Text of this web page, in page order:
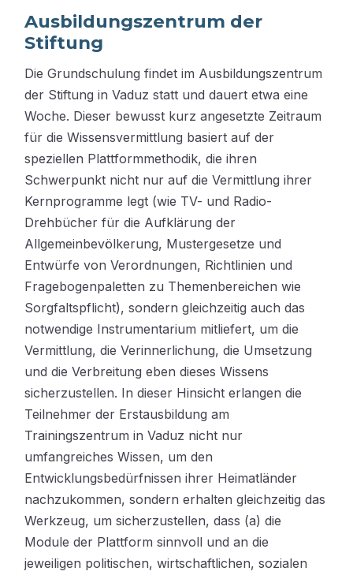
Ausbildungszentrum der
Stiftung
Die Grundschulung findet im Ausbildungszentrum
der Stiftung in Vaduz statt und dauert etwa eine
Woche. Dieser bewusst kurz angesetzte Zeitraum
für die Wissensvermittlung basiert auf der
speziellen Plattformmethodik, die ihren
Schwerpunkt nicht nur auf die Vermittlung ihrer
Kernprogramme legt (wie TV- und Radio-
Drehbücher für die Aufklärung der
Allgemeinbevölkerung, Mustergesetze und
Entwürfe von Verordnungen, Richtlinien und
Fragebogenpaletten zu Themenbereichen wie
Sorgfaltspflicht), sondern gleichzeitig auch das
notwendige Instrumentarium mitliefert, um die
Vermittlung, die Verinnerlichung, die Umsetzung
und die Verbreitung eben dieses Wissens
sicherzustellen. In dieser Hinsicht erlangen die
Teilnehmer der Erstausbildung am
Trainingszentrum in Vaduz nicht nur
umfangreiches Wissen, um den
Entwicklungsbedürfnissen ihrer Heimatländer
nachzukommen, sondern erhalten gleichzeitig das
Werkzeug, um sicherzustellen, dass (a) die
Module der Plattform sinnvoll und an die
jeweiligen politischen, wirtschaftlichen, sozialen